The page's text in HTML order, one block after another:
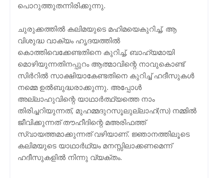
പൊറുത്തുതന്നിരിക്കുന്നു.
ചുരുക്കത്തില്‍ കലിമയുടെ മഹിമയെകുറിച്ച്, ആ
വിശുദ്ധ വാക്യം ഹൃദയത്തില്‍
കൊത്തിവെക്കേണ്ടതിനെ കുറിച്ച്, ബാഹ്യമായി
മൊഴിയുന്നതിനപ്പുറം ആത്മാവിന്റെ നാവുകൊണ്ട്
സിര്‍റില്‍ സാക്ഷിയാകേണ്ടതിനെ കുറിച്ച് ഹദീസുകള്‍
നമ്മെ ഉല്‍ബുദ്ധരാക്കുന്നു. അപ്പോള്‍
അല്ലാഹുവിന്റെ യാഥാര്‍ത്ഥ്യത്തെ നാം
തിരിച്ചറിയുന്നത്, മുഹമ്മദുറസൂലുല്ലാഹ്(സ) നമ്മില്‍
ജീവിക്കുന്നത് തൗഹീദിന്റെ മഅരിഫത്ത്
സ്വായത്തമാക്കുന്നത് വഴിയാണ്. ജ്ഞാനത്തിലൂടെ
കലിമയുടെ യാഥാര്‍ഥ്യം മനസ്സിലാക്കണമെന്ന്
ഹദീസുകളില്‍ നിന്നു വ്യക്തം.